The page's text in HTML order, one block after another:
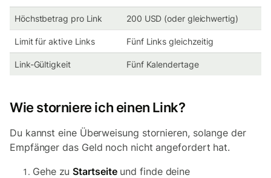
Höchstbetrag pro Link 200 USD (oder gleichwertig)
Limit für aktive Links Fünf Links gleichzeitig
Link-Gültigkeit Fünf Kalendertage
Wie storniere ich einen Link?
Du kannst eine Überweisung stornieren, solange der
Empfänger das Geld noch nicht angefordert hat.
Gehe zuStartseiteund finde deine